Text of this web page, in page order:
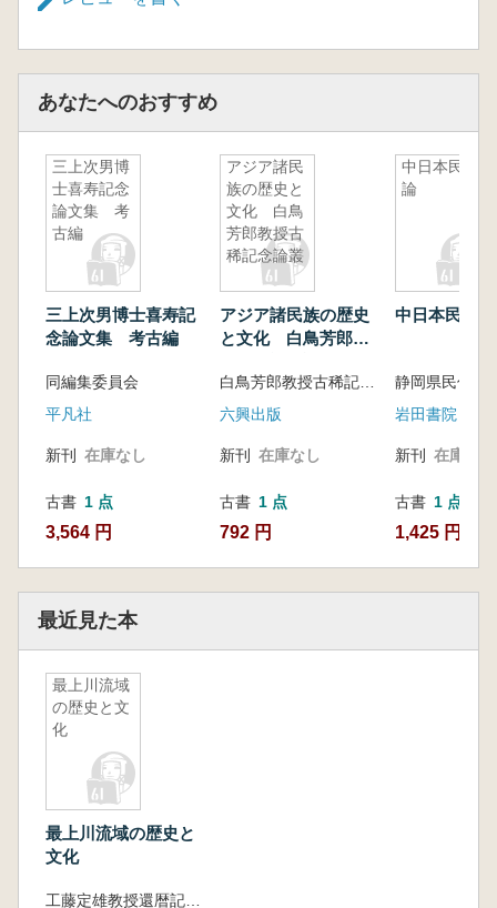
あなたへのおすすめ
三上次男博
士喜寿記念
論文集 考
古編
三上次男博士喜寿記
念論文集 考古編
同編集委員会
平凡社
新刊 在庫なし
古書 1 点
3,564 円
アジア諸民
族の歴史と
文化 白鳥
芳郎教授古
稀記念論叢
アジア諸民族の歴史
と文化 白鳥芳郎教
六興出版
新刊 在庫なし
古書 1 点
792 円
中日本民俗
論
中日本民俗論
静岡県民俗学
岩田書院
新刊 在庫なし
古書 1 点
1,425 円
最近見た本
最上川流域
の歴史と文
化
最上川流域の歴史と
文化